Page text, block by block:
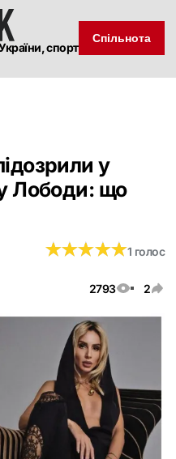
спорт
Спільнота
у
Лободи: що
2793 2
★★★★★
★★★★★1 голос